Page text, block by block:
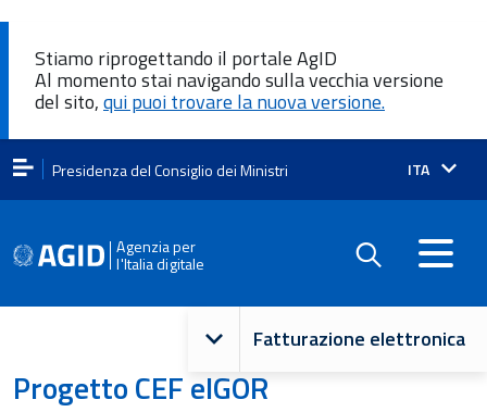
Stiamo riprogettando il portale AgID
Al momento stai navigando sulla vecchia versione
del sito,qui puoi trovare la nuova versione.
Presidenza del Consiglio dei Ministri Lingua
ITA
Agenzia per
l'Italia digitale
Navigazione
principale
Fatturazione elettronica
Progetto CEF eIGOR